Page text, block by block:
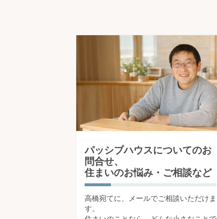
パッシブハウスについてのお
問合せ、
住まいのお悩み・ご相談など
高橋宛てに、メールでご相談いただけま
す。